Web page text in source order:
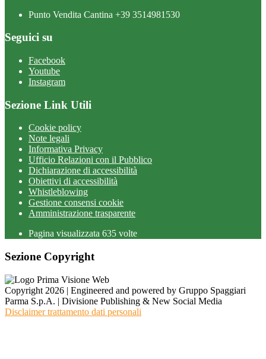
Punto Vendita Cantina +39 3514981530
Seguici su
Facebook
Youtube
Instagram
Sezione Link Utili
Cookie policy
Note legali
Informativa Privacy
Ufficio Relazioni con il Pubblico
Dichiarazione di accessibilità
Obiettivi di accessibilità
Whistleblowing
Gestione consensi cookie
Amministrazione trasparente
Pagina visualizzata 635 volte
Sezione Copyright
Copyright 2026 | Engineered and powered by Gruppo Spaggiari
Parma S.p.A. | Divisione Publishing & New Social Media
Disclaimer trattamento dati personali